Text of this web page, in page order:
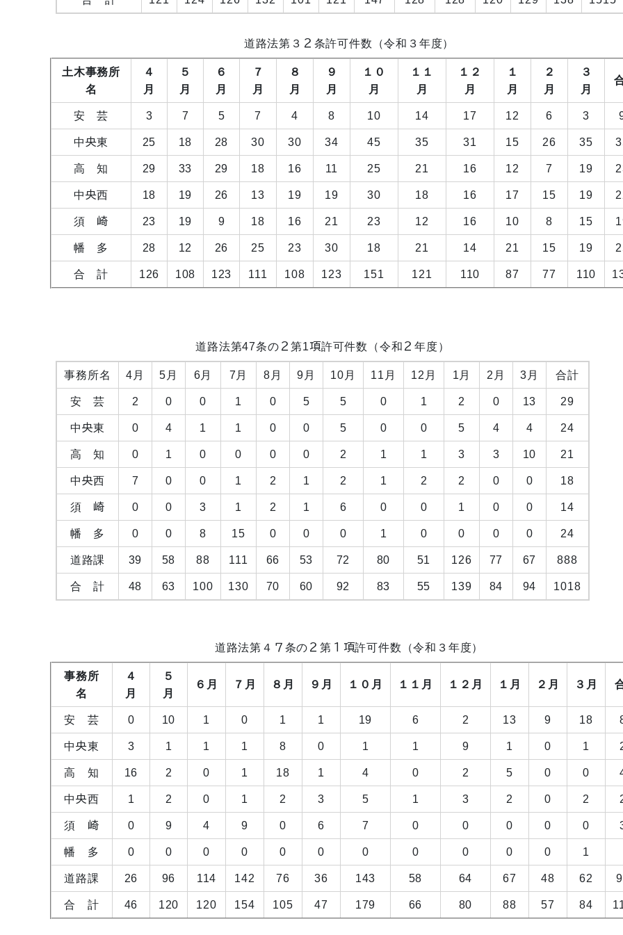
道路法第３２条許可件数（令和３年度）
土木事務所
名
４
月
５
月
６
月
７
月
８
月
９
月
１０
月
１１
月
１２
月
１
月
２
月
３
月
安 芸 3 7 5 7 4 8 10 14 17 12 6 3
中央東 25 18 28 30 30 34 45 35 31 15 26 35
高 知 29 33 29 18 16 11 25 21 16 12 7 19
中央西 18 19 26 13 19 19 30 18 16 17 15 19
須 崎 23 19 9 18 16 21 23 12 16 10 8 15
幡 多 28 12 26 25 23 30 18 21 14 21 15 19
合 計 126 108 123 111 108 123 151 121 110 87 77 110
道路法第47条の２第1項許可件数（令和２年度）
事務所名 4月 5月 6月 7月 8月 9月 10月 11月 12月 1月 2月 3月 合計
安 芸 2 0 0 1 0 5 5 0 1 2 0 13 29
中央東 0 4 1 1 0 0 5 0 0 5 4 4 24
高 知 0 1 0 0 0 0 2 1 1 3 3 10 21
中央西 7 0 0 1 2 1 2 1 2 2 0 0 18
須 崎 0 0 3 1 2 1 6 0 0 1 0 0 14
幡 多 0 0 8 15 0 0 0 1 0 0 0 0 24
道路課 39 58 88 111 66 53 72 80 51 126 77 67 888
合 計 48 63 100 130 70 60 92 83 55 139 84 94 1018
道路法第４７条の２第１項許可件数（令和３年度）
事務所
名
４
月
５
月
６月 ７月 ８月 ９月 １０月 １１月 １２月 １月 ２月 ３月
安 芸 0 10 1 0 1 1 19 6 2 13 9 18
中央東 3 1 1 1 8 0 1 1 9 1 0 1
高 知 16 2 0 1 18 1 4 0 2 5 0 0
中央西 1 2 0 1 2 3 5 1 3 2 0 2
須 崎 0 9 4 9 0 6 7 0 0 0 0 0
幡 多 0 0 0 0 0 0 0 0 0 0 0 1
道路課 26 96 114 142 76 36 143 58 64 67 48 62
合 計 46 120 120 154 105 47 179 66 80 88 57 84